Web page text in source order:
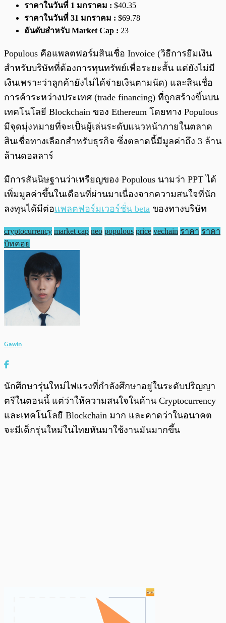
ราคาในวันที่ 1 มกราคม : $40.35
ราคาในวันที่ 31 มกราคม : $69.78
อันดับสำหรับ Market Cap : 23
Populous คือแพลตฟอร์มสินเชื่อ Invoice (วิธีการยืมเงิน
สำหรับบริษัทที่ต้องการทุนทรัพย์เพื่อระยะสั้น แต่ยังไม่มี
เงินเพราะว่าลูกค้ายังไม่ได้จ่ายเงินตามนัด) และสินเชื่อ
การค้าระหว่างประเทศ (trade financing) ที่ถูกสร้างขึ้นบน
เทคโนโลยี Blockchain ของ Ethereum โดยทาง Populous
มีจุดมุ่งหมายที่จะเป็นผู้เล่นระดับแนวหน้าภายในตลาด
สินเชื่อทางเลือกสำหรับธุรกิจ ซึ่งตลาดนี้มีมูลค่าถึง 3 ล้าน
ล้านดอลลาร์
มีการสันนิษฐานว่าเหรียญของ Populous นามว่า PPT ได้
เพิ่มมูลค่าขึ้นในเดือนที่ผ่านมาเนื่องจากความสนใจที่นัก
ลงทุนได้มีต่อแพลตฟอร์มเวอร์ชั่น beta ของทางบริษัท
cryptocurrency market cap neo populous price vechain ราคา ราคา
บิทคอย
Gawin
นักศึกษารุ่นใหม่ไฟแรงที่กำลังศึกษาอยู่ในระดับปริญญา
ตรีในตอนนี้ แต่ว่าให้ความสนใจในด้าน Cryptocurrency
และเทคโนโลยี Blockchain มาก และคาดว่าในอนาคต
จะมีเด็กรุ่นใหม่ในไทยหันมาใช้งานมันมากขึ้น